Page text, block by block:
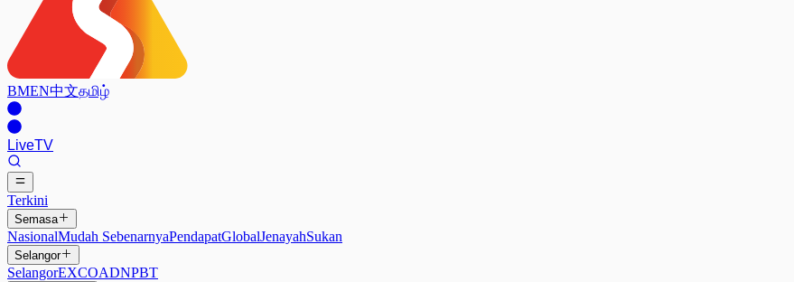
BMEN中文தமிழ்
LiveTV
Terkini
Semasa
NasionalMudah SebenarnyaPendapatGlobalJenayahSukan
Selangor
SelangorEXCOADNPBT